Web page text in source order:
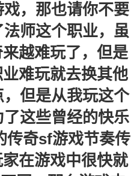
，那也请你不要
师这个职业，虽
越难玩了，但是
难玩就去换其他
但是从我玩这个
这些曾经的快乐
传奇sf游戏节奏传
在游戏中很快就